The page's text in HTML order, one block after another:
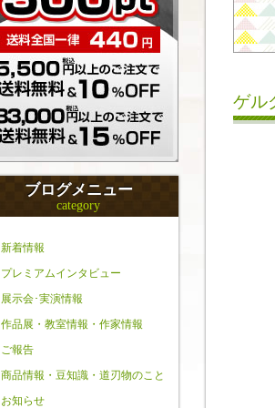
ゲル
ブログメニュー
category
新着情報
プレミアムインタビュー
展示会･実演情報
作品展・教室情報・作家情報
ご報告
商品情報・豆知識・道刃物のこと
お知らせ